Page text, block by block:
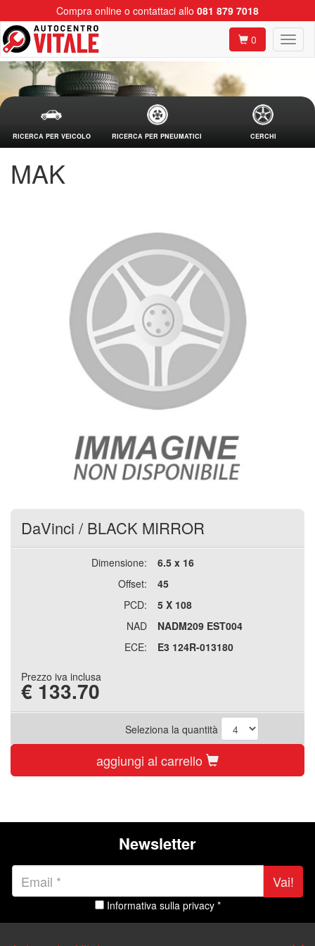
Compra online o contattaci allo 081 879 7018
0
RICERCA PER VEICOLO RICERCA PER PNEUMATICI CERCHI
MAK
DaVinci / BLACK MIRROR
Dimensione:
6.5 x 16
Offset:
45
PCD:
5 X 108
NAD
NADM209 EST004
ECE:
E3 124R-013180
Prezzo iva inclusa
€ 133.70
Seleziona la quantità
aggiungi al carrello
Newsletter
Vai!
Informativa sulla privacy *